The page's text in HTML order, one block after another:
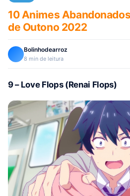
10 Animes
de Outono 2022
Bolinhodearroz
8 min de leitura
9 – Love Flops (Renai Flops)